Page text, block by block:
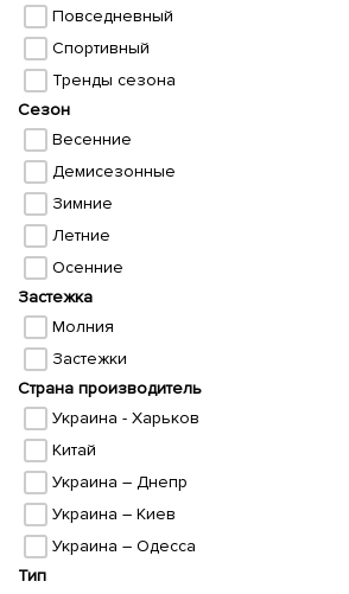
Повседневный
Спортивный
Тренды сезона
Сезон
Весенние
Демисезонные
Зимние
Летние
Осенние
Застежка
Молния
Застежки
Страна производитель
Украина - Харьков
Китай
Украина – Днепр
Украина – Киев
Украина – Одесса
Тип